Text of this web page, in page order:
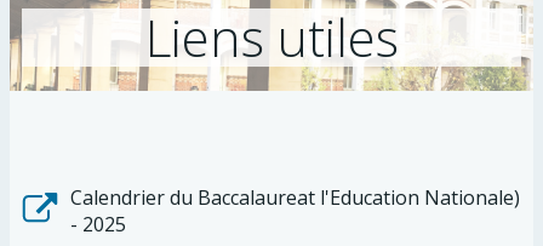
Liens utiles
Calendrier du Baccalaureat l'Education Nationale)
- 2025